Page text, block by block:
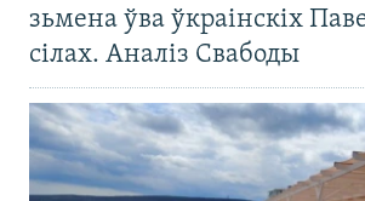
зьмена ўва ўкраінскіх
сілах. Аналіз Свабоды